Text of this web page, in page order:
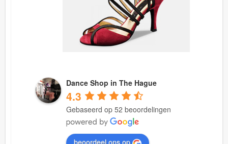
Dance Shop in The Hague
4.3
Gebaseerd op 52 beoordelingen